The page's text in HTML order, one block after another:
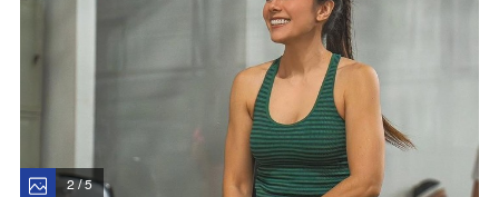
2 / 5